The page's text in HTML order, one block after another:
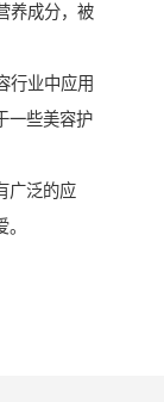
养成分，被
行业中应用
一些美容护
广泛的应